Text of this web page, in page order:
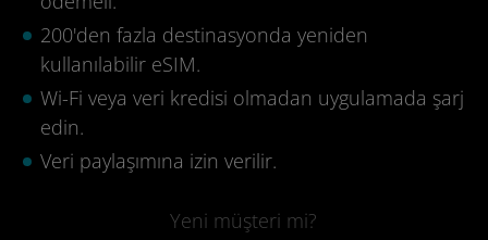
200'den fazla destinasyonda yeniden
kullanılabilir eSIM.
Wi-Fi veya veri kredisi olmadan uygulamada şarj
edin.
Veri paylaşımına izin verilir.
Yeni müşteri mi?